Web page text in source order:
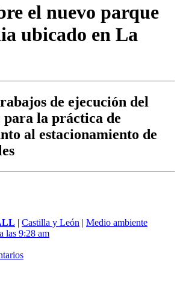
el nuevo parque
ubicado en La
de ejecución del
para la práctica de
al estacionamiento de
| Castilla y León | Medio ambiente
las 9:28 am